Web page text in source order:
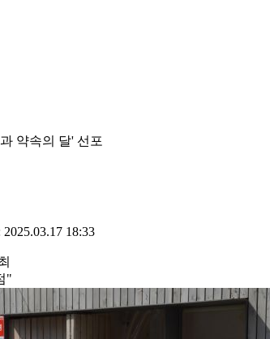
약속의 달' 선포
18:33
"